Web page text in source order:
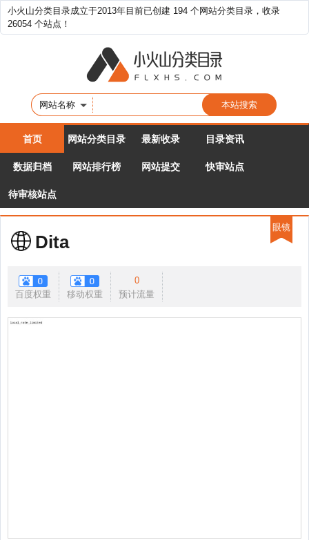
小火山分类目录成立于2013年目前已创建 194 个网站分类目录，收录
26054 个站点！
网站名称
首页 网站分类目录 最新收录 目录资讯
数据归档 网站排行榜 网站提交 快审站点
待审核站点
Dita
百度权重 移动权重
0
预计流量
眼镜